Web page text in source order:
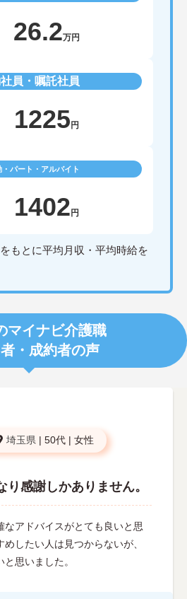
26.2万円
員・嘱託社員
1225 円
・パート・アルバイト
1402 円
もとに平均月収・平均時給を
マイナビ介護職
・成約者の声
埼玉県 | 50代 | 女性
り感謝しかありません。
なアドバイスがとても良いと思
したい人は見つからないが、
思いました。